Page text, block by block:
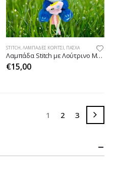
STITCH,ΛΑΜΠΆΔΕΣ ΚΟΡΊΤΣΙ, ΠΆΣΧΑ
Λαμπάδα Stitch με Λούτρινο Μπρελόκ Ροζ
€15,00
1 2 3